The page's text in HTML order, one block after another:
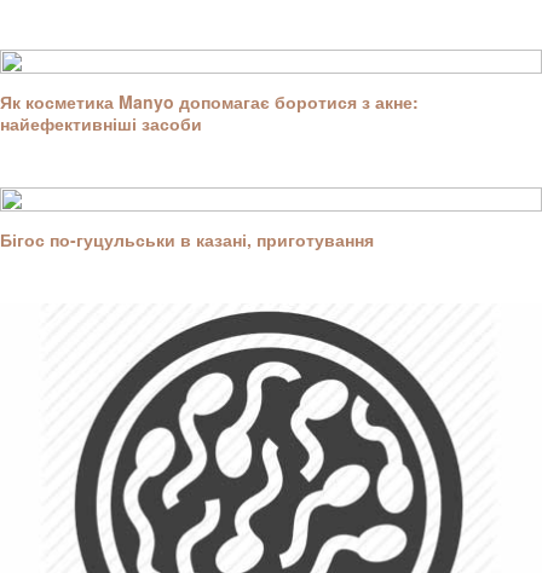
Як косметика Manyo допомагає боротися з акне:
найефективніші засоби
Бігос по-гуцульськи в казані, приготування